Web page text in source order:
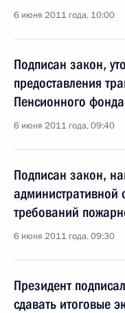
6 июня 2011 года, 10:00
Подписан закон,
предоставления
Пенсионного фонда
6 июня 2011 года, 09:40
Подписан закон,
административной
требований
6 июня 2011 года, 09:30
Президент
сдавать итоговые